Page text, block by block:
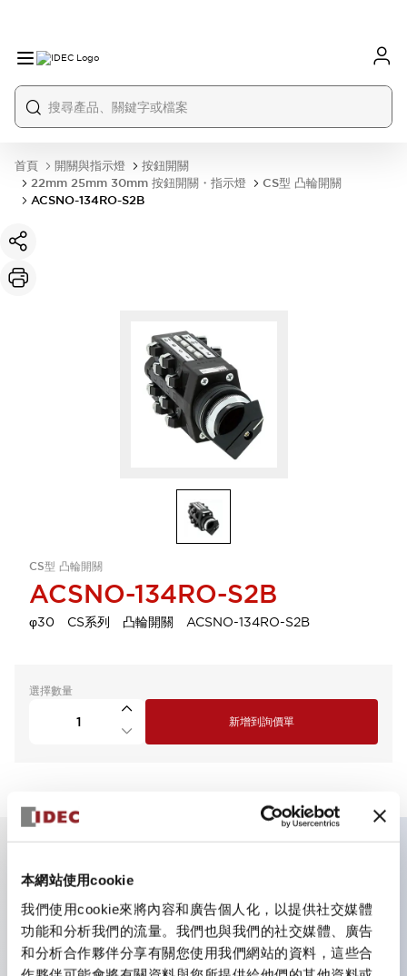
本網站使用cookie
我們使用cookie來將內容和廣告個人化，以提供社交媒體
功能和分析我們的流量。我們也與我們的社交媒體、廣告
和分析合作夥伴分享有關您使用我們網站的資料，這些合
首頁 開關與指示燈
按鈕開關
22mm 25mm 30mm 按鈕開關・指示燈
CS型 凸輪開關
ACSNO-134RO-S2B
CS型 凸輪開關
ACSNO-134RO-S2B
φ30 CS系列 凸輪開關 ACSNO-134RO-S2B
選擇數量
新增到詢價單
主要特點
CS型凸輪開關是方便用於設備的開關和切換，適用範圍廣
泛的操作開關器。